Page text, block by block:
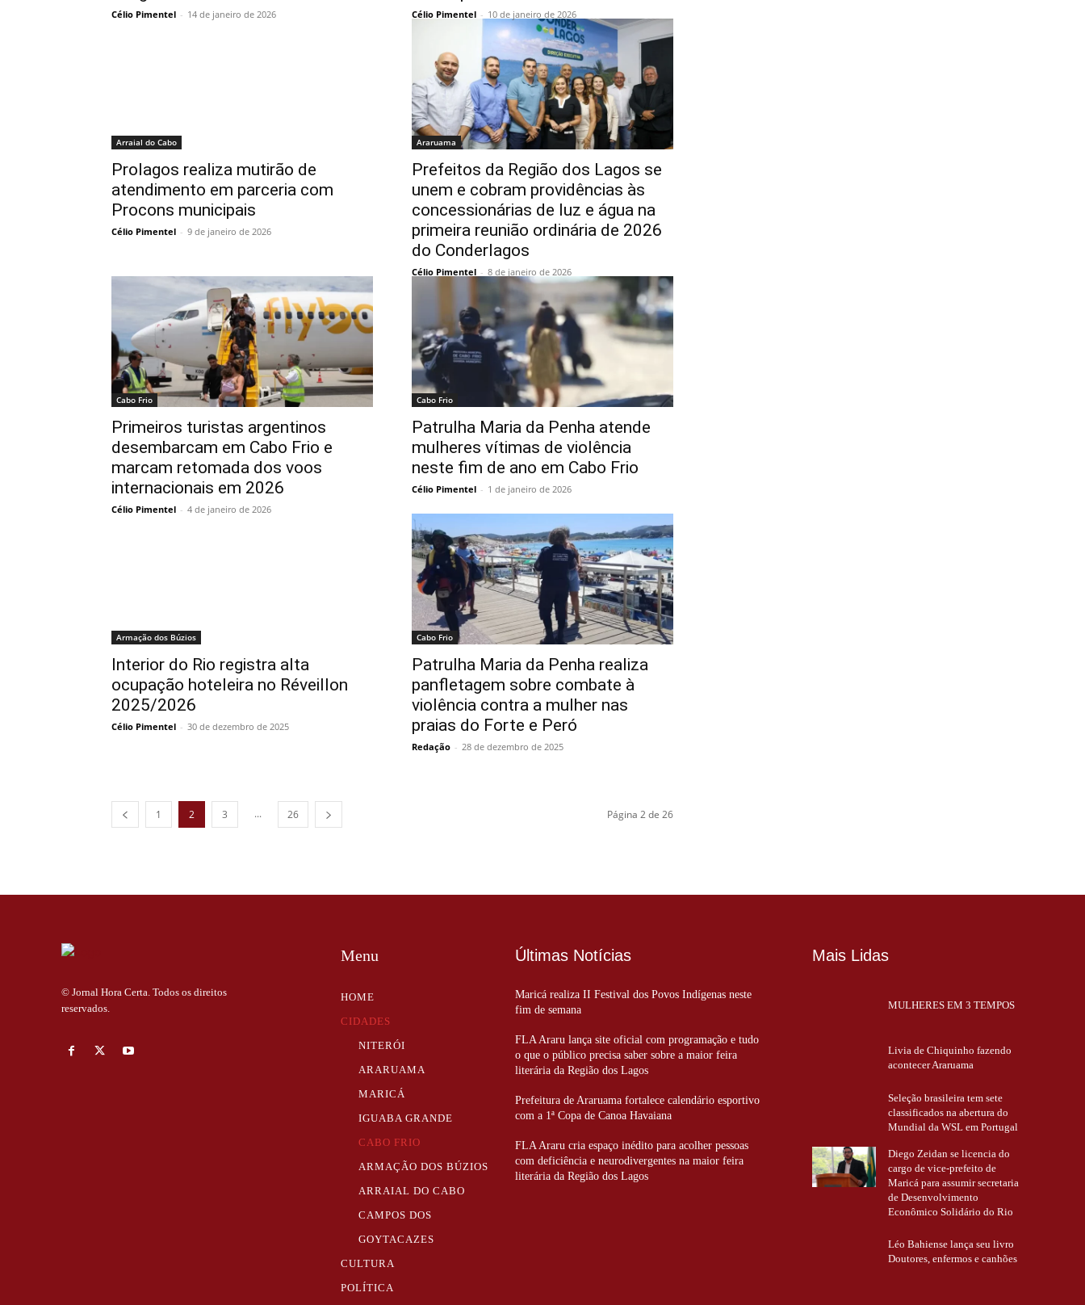
Célio Pimentel - 14 de janeiro de 2026 Célio Pimentel - 10 de janeiro de 2026
Arraial do Cabo
Prolagos realiza mutirão de
atendimento em parceria com
Procons municipais
Célio Pimentel - 9 de janeiro de 2026
Araruama
Prefeitos da Região dos Lagos se
unem e cobram providências às
concessionárias de luz e água na
primeira reunião ordinária de 2026
do Conderlagos
Célio Pimentel - 8 de janeiro de 2026
Cabo Frio
Primeiros turistas argentinos
desembarcam em Cabo Frio e
marcam retomada dos voos
internacionais em 2026
Célio Pimentel - 4 de janeiro de 2026
Cabo Frio
Patrulha Maria da Penha atende
mulheres vítimas de violência
neste fim de ano em Cabo Frio
Célio Pimentel - 1 de janeiro de 2026
Armação dos Búzios
Interior do Rio registra alta
ocupação hoteleira no Réveillon
2025/2026
Célio Pimentel - 30 de dezembro de 2025
Cabo Frio
Patrulha Maria da Penha realiza
panfletagem sobre combate à
violência contra a mulher nas
praias do Forte e Peró
Redação - 28 de dezembro de 2025
1 2 3 ... 26 Página 2 de 26
© Jornal Hora Certa. Todos os direitos
reservados.
Menu
HOME
CIDADES
NITERÓI
ARARUAMA
MARICÁ
IGUABA GRANDE
CABO FRIO
ARMAÇÃO DOS BÚZIOS
ARRAIAL DO CABO
CAMPOS DOS
GOYTACAZES
CULTURA
POLÍTICA
Últimas Notícias
Maricá realiza II Festival dos Povos Indígenas neste
fim de semana
FLA Araru lança site oficial com programação e tudo
o que o público precisa saber sobre a maior feira
literária da Região dos Lagos
Prefeitura de Araruama fortalece calendário esportivo
com a 1ª Copa de Canoa Havaiana
FLA Araru cria espaço inédito para acolher pessoas
com deficiência e neurodivergentes na maior feira
literária da Região dos Lagos
Mais Lidas
MULHERES EM 3 TEMPOS
Livia de Chiquinho fazendo
acontecer Araruama
Seleção brasileira tem sete
classificados na abertura do
Mundial da WSL em Portugal
Diego Zeidan se licencia do
cargo de vice-prefeito de
Maricá para assumir secretaria
de Desenvolvimento
Econômico Solidário do Rio
Léo Bahiense lança seu livro
Doutores, enfermos e canhões